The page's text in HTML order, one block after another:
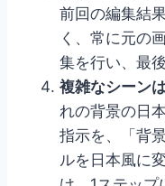
前回の編集結
く、常に元の
集を行い、最
複雑なシーン
れの背景の日
指示を、「背
ルを日本風に